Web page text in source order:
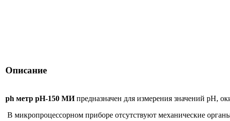
Описание
ph метр pH-150 МИпредназначен для измерения значений pH,
В микропроцессорном приборе отсутствуют механические